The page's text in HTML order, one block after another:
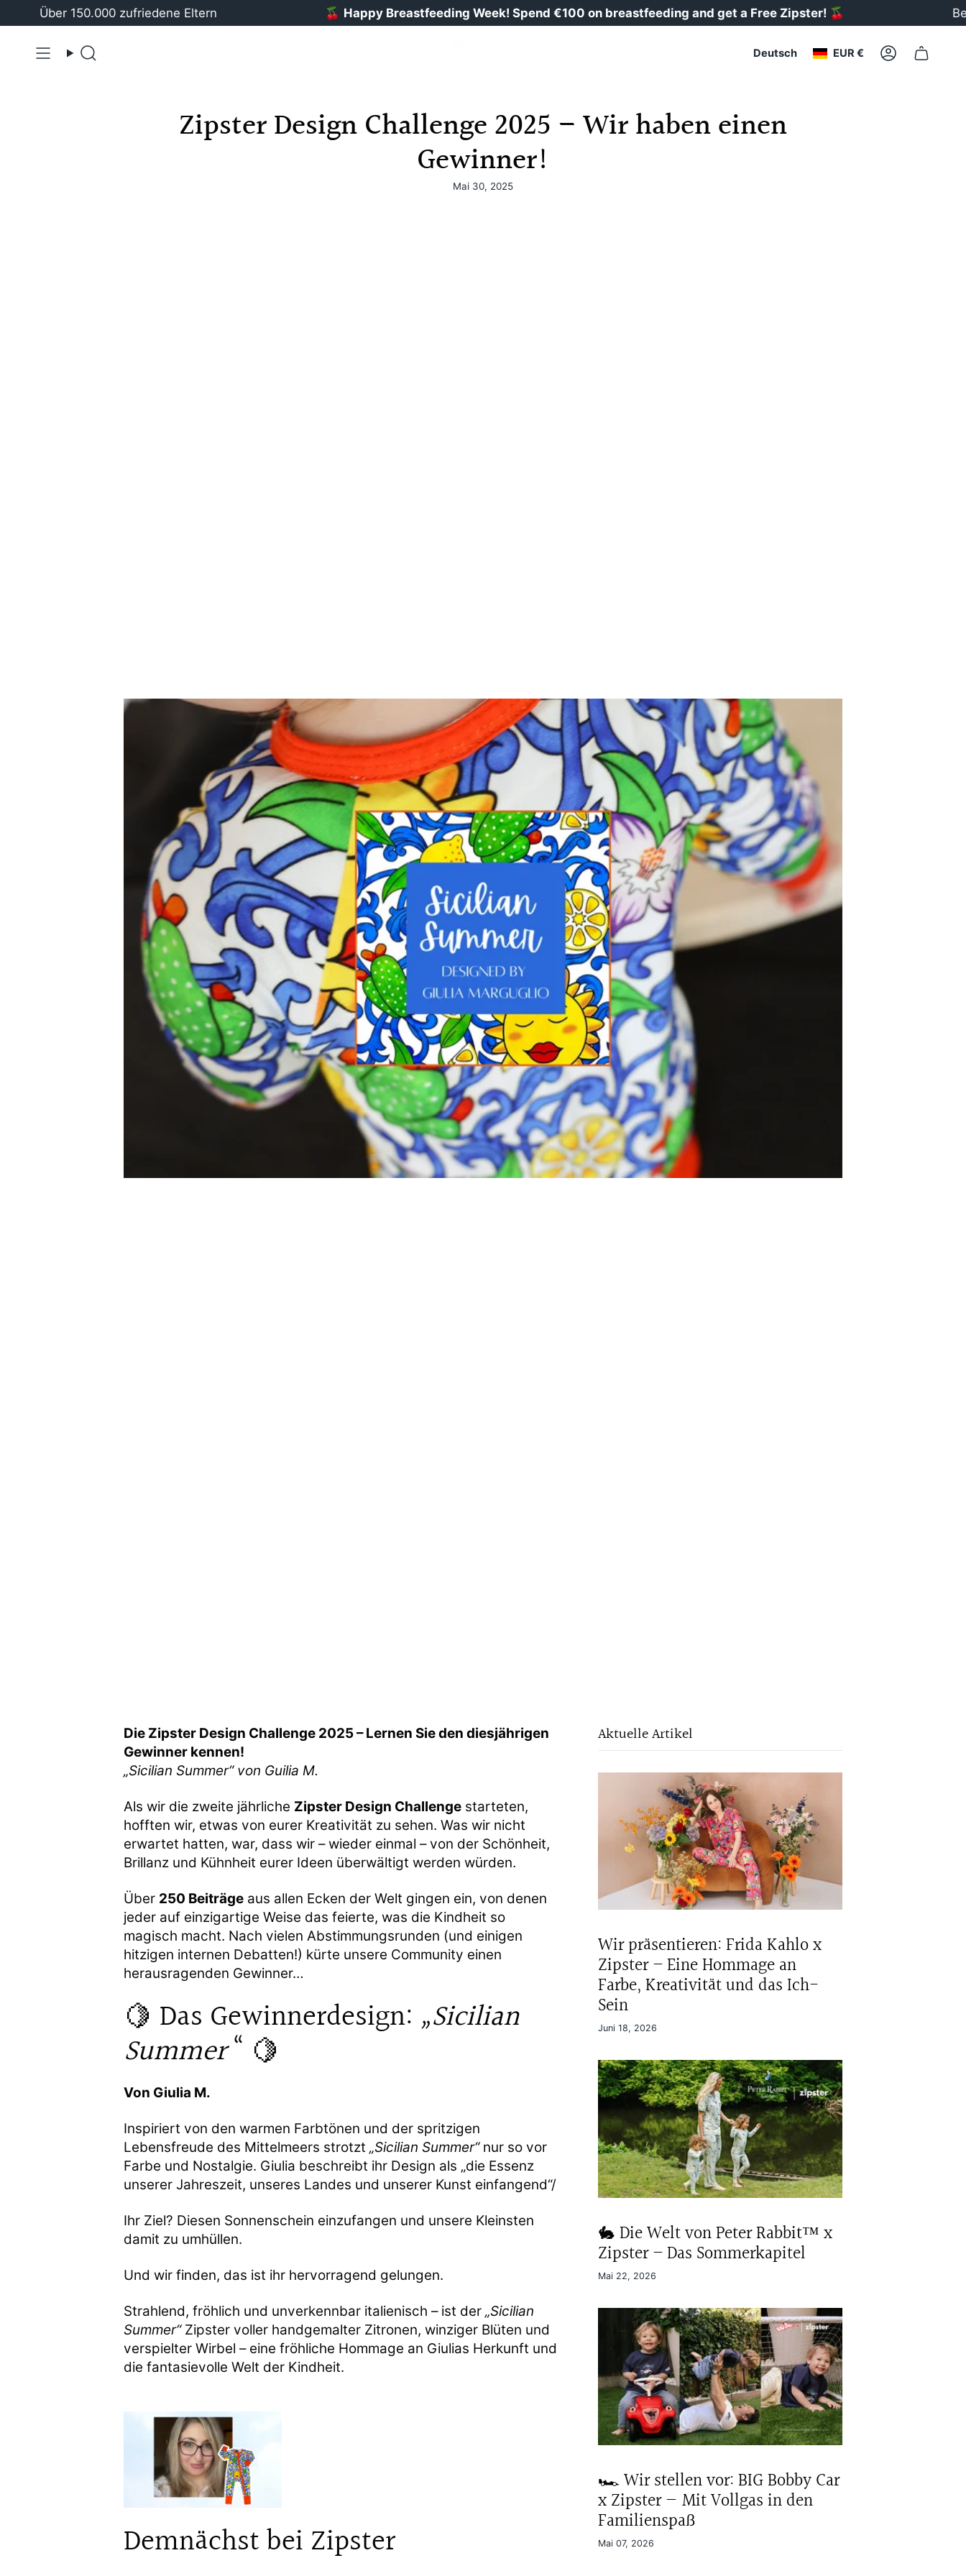
Über 150.000 zufriedene Eltern Happy Breastfeeding Week! Spend €100 on breastfeeding and get a Free Zipster!🍒
Suche Sprache
Deutsch Währung
EUR € Konto
Zipster Design Challenge 2025 – Wir haben einen
Gewinner!
Mai 30, 2025
Die Zipster Design Challenge 2025 – Lernen Sie den diesjährigen
Gewinner kennen!
„Sicilian Summer“ von Guilia M.
Als wir die zweite jährliche Zipster Design Challenge starteten,
hofften wir, etwas von eurer Kreativität zu sehen. Was wir nicht
erwartet hatten, war, dass wir – wieder einmal – von der Schönheit,
Brillanz und Kühnheit eurer Ideen überwältigt werden würden.
Über 250 Beiträge aus allen Ecken der Welt gingen ein, von denen
jeder auf einzigartige Weise das feierte, was die Kindheit so
magisch macht. Nach vielen Abstimmungsrunden (und einigen
hitzigen internen Debatten!) kürte unsere Community einen
herausragenden Gewinner…
🍋 Das Gewinnerdesign: „Sicilian
Summer“ 🍋
Von Giulia M.
Inspiriert von den warmen Farbtönen und der spritzigen
Lebensfreude des Mittelmeers strotzt „Sicilian Summer“nur so vor
Farbe und Nostalgie. Giulia beschreibt ihr Design als „die Essenz
unserer Jahreszeit, unseres Landes und unserer Kunst einfangend“/
Ihr Ziel? Diesen Sonnenschein einzufangen und unsere Kleinsten
damit zu umhüllen.
Und wir finden, das ist ihr hervorragend gelungen.
Strahlend, fröhlich und unverkennbar italienisch – ist der „Sicilian
Summer“Zipster voller handgemalter Zitronen, winziger Blüten und
verspielter Wirbel – eine fröhliche Hommage an Giulias Herkunft und
die fantasievolle Welt der Kindheit.
Demnächst bei Zipster
Aktuelle Artikel
Wir präsentieren: Frida Kahlo x
Zipster – Eine Hommage an
Farbe, Kreativität und das Ich-
Sein
Juni 18, 2026
🐇 Die Welt von Peter Rabbit™ x
Zipster – Das Sommerkapitel
Mai 22, 2026
🏎️ Wir stellen vor: BIG Bobby Car
x Zipster — Mit Vollgas in den
Familienspaß
Mai 07, 2026